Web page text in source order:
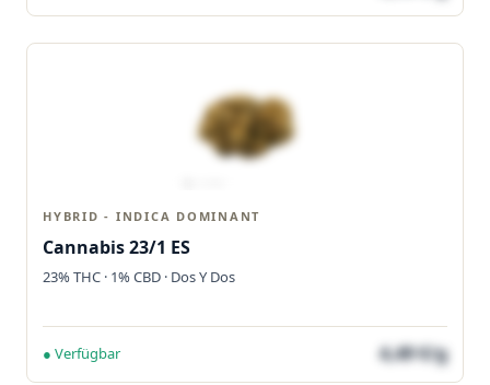
HYBRID - INDICA DOMINANT
Cannabis 23/1 ES
23% THC · 1% CBD · Dos Y Dos
● Verfügbar 4,49 €/g